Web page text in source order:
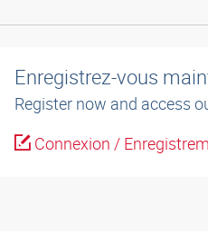
Enregistrez-vous
Register now and access
Connexion /